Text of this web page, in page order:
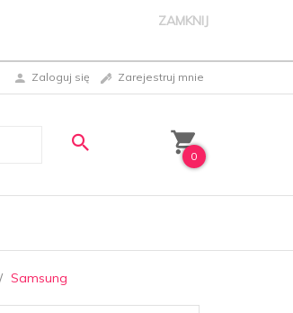
ZAMKNIJ
Zaloguj się Zarejestruj mnie
0
Samsung